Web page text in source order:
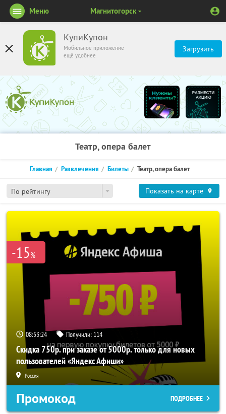
КупиКупон
Мобильное приложение
ещё удобнее
Загрузить
Меню Магнитогорск
Театр, опера балет
По рейтингу
Главная Развлечения Билеты Театр, опера балет
Показать на карте
-15%
08:53:24 Получили: 114
Скидка 750р. при заказе от 5000р. только для новых
пользователей «Яндекс Афиши»
Россия
Промокод ПОДРОБНЕЕ